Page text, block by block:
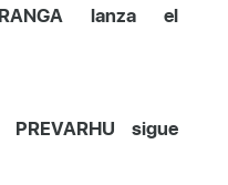
lanza el
sigue